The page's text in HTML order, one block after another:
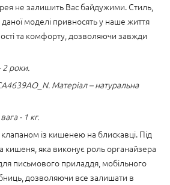
не залишить Вас байдужими. Стиль,
даної моделі привносять у наше життя
та комфорту, дозволяючи завжди
2 роки.
Матеріал – натуральна
- 1 кг.
клапаном із кишенею на блискавці. Під
яка виконує роль органайзера
для письмового приладдя, мобільного
дозволяючи все залишати в